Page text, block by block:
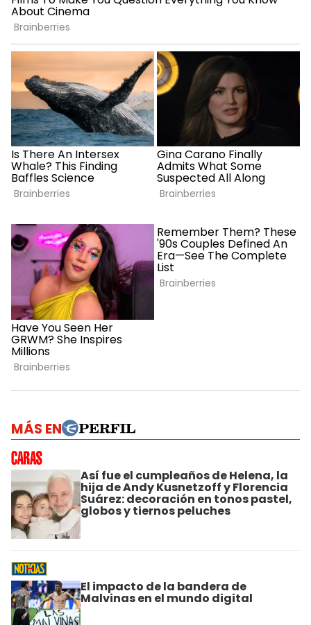
MÁS EN
Así fue el cumpleaños de Helena, la
hija de Andy Kusnetzoff y Florencia
Suárez: decoración en tonos pastel,
globos y tiernos peluches
El impacto de la bandera de
Malvinas en el mundo digital